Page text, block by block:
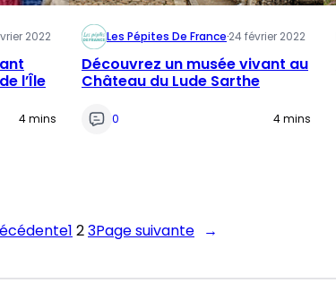
2022
l’Île
4 mins
Les Pépites De France·24 février 2022
Découvrez un musée vivant au
Château du Lude Sarthe
0 4 mins
1 23Page suivante →